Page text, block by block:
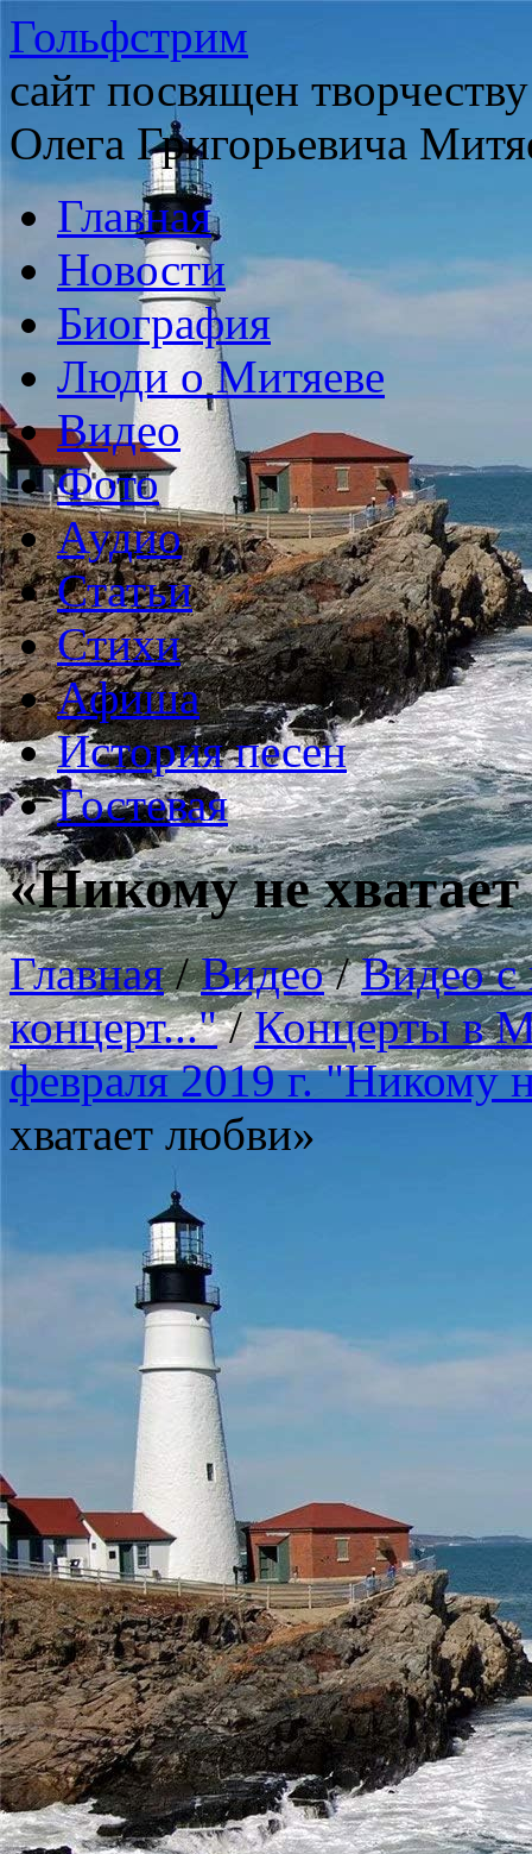
Гольфстрим
сайт посвящен
Олега Григорьевича
Главная
Новости
Биография
Люди о Митяеве
Видео
Фото
Аудио
Статьи
Стихи
Афиша
История песен
Гостевая
«Никому не
Главная/Видео/Видео с
концерт..."/Концерты в
февраля 2019 г. "Никому
хватает любви»